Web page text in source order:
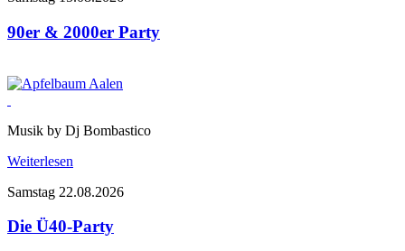
90er & 2000er Party
Musik by Dj Bombastico
Weiterlesen
Samstag 22.08.2026
Die Ü40-Party